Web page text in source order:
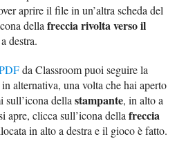
aprire il file in un’altra scheda del
dellafreccia rivolta verso il
destra.
da Classroom puoi seguire la
alternativa, una volta che hai aperto
sull’icona dellastampante, in alto a
apre, clicca sull’icona dellafreccia
in alto a destra e il gioco è fatto.